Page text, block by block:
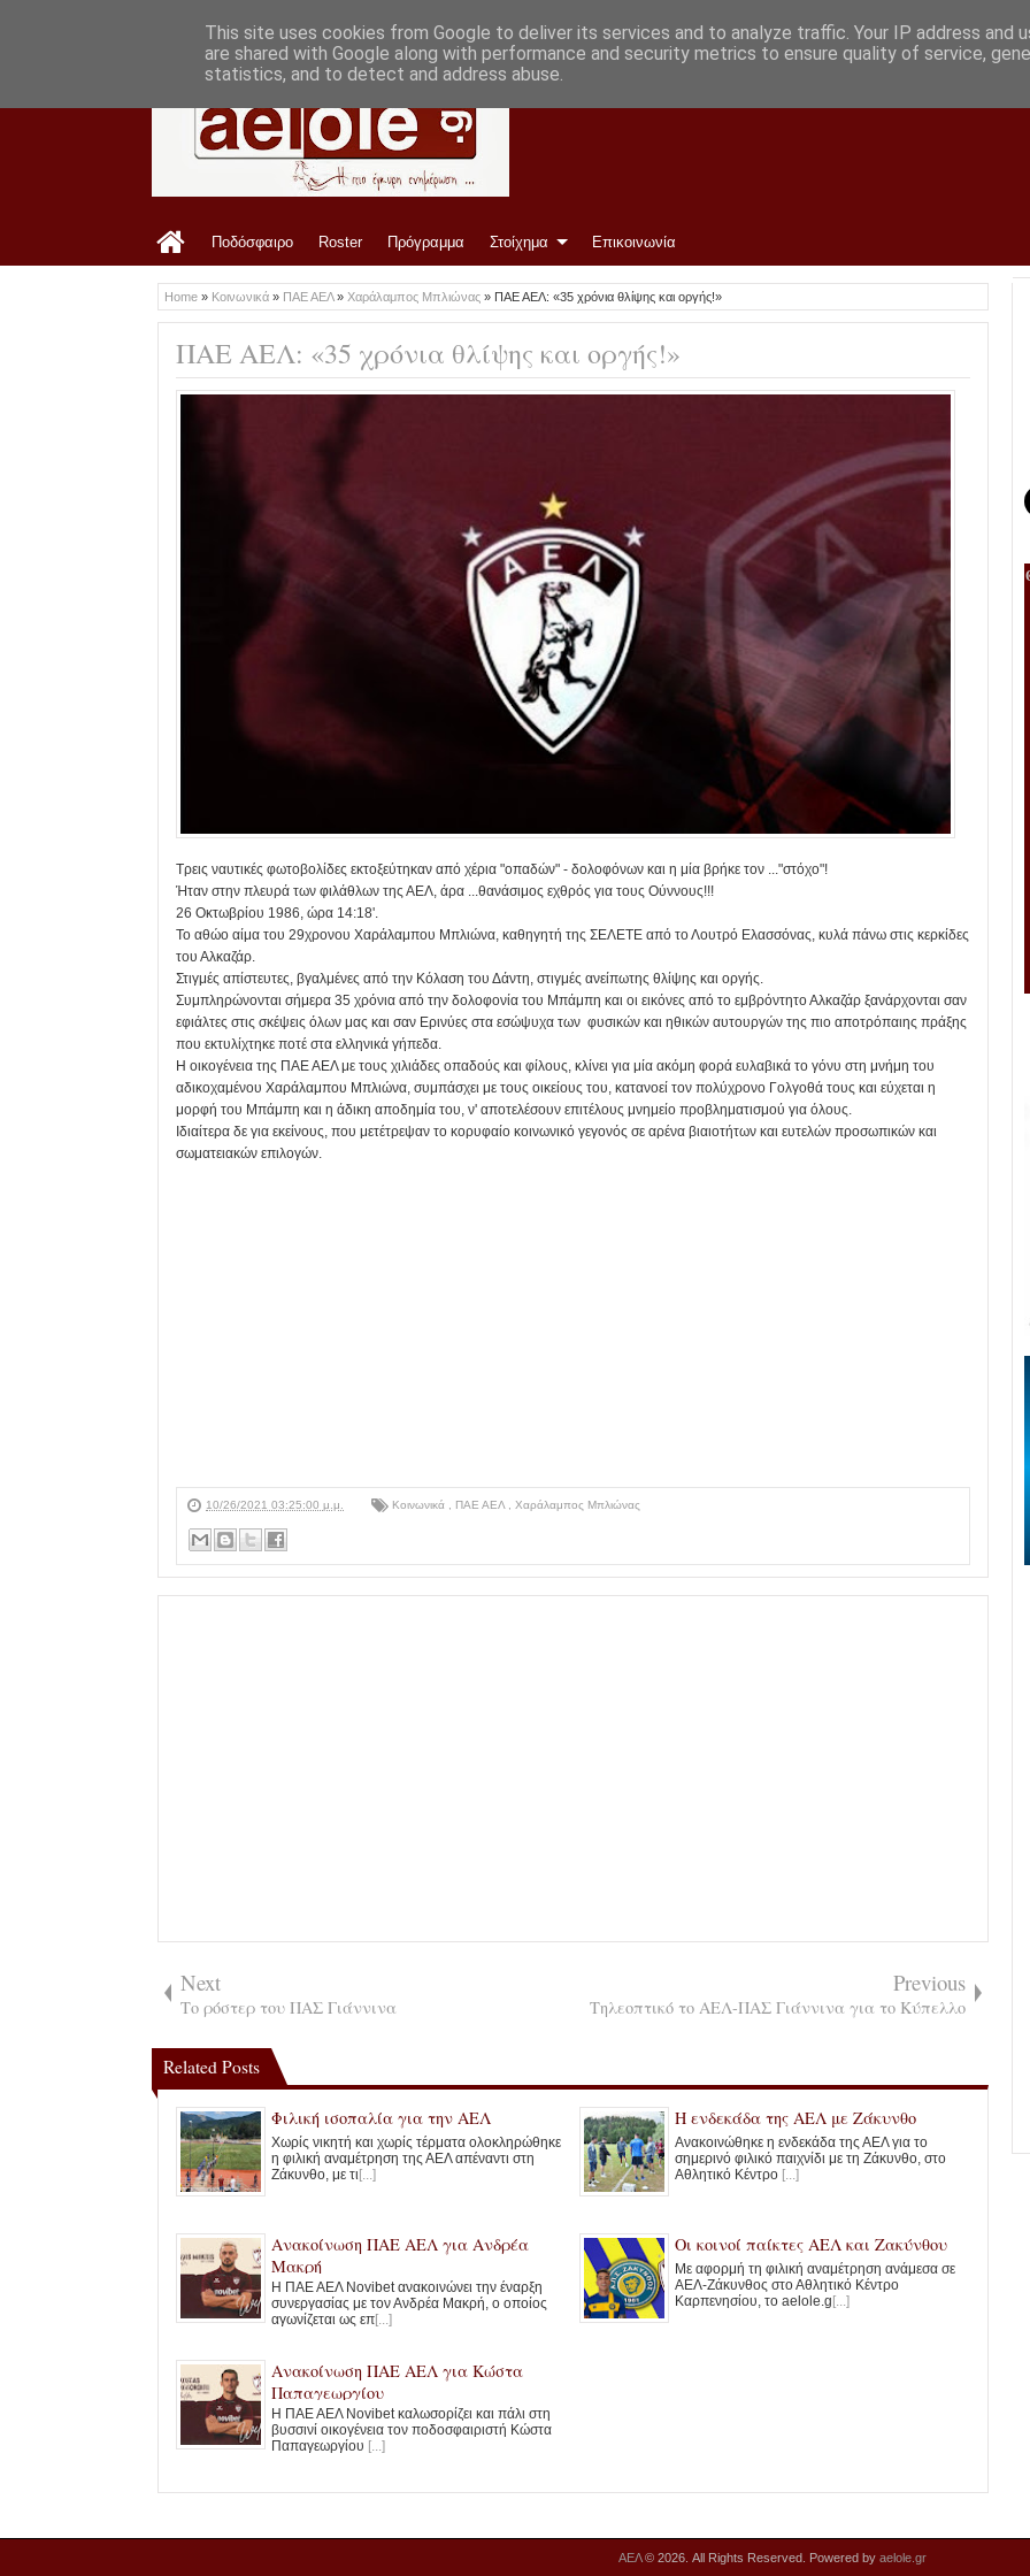
Ποδόσφαιρο Roster Πρόγραμμα Στοίχημα Επικοινωνία
Home » Κοινωνικά » ΠΑΕ ΑΕΛ» Χαράλαμπος Μπλιώνας » ΠΑΕ ΑΕΛ: «35 χρόνια θλίψης και οργής!»
ΠΑΕ ΑΕΛ: «35 χρόνια θλίψης και οργής!»
Τρεις ναυτικές φωτοβολίδες εκτοξεύτηκαν από χέρια "οπαδών" - δολοφόνων και η μία βρήκε τον ..."στόχο"!
Ήταν στην πλευρά των φιλάθλων της ΑΕΛ, άρα ...θανάσιμος εχθρός για τους Ούννους!!!
26 Οκτωβρίου 1986, ώρα 14:18'.
Το αθώο αίμα του 29χρονου Χαράλαμπου Μπλιώνα, καθηγητή της ΣΕΛΕΤΕ από το Λουτρό Ελασσόνας, κυλά πάνω στις κερκίδες
του Αλκαζάρ.
Στιγμές απίστευτες, βγαλμένες από την Κόλαση του Δάντη, στιγμές ανείπωτης θλίψης και οργής.
Συμπληρώνονται σήμερα 35 χρόνια από την δολοφονία του Μπάμπη και οι εικόνες από το εμβρόντητο Αλκαζάρ ξανάρχονται σαν
εφιάλτες στις σκέψεις όλων μας και σαν Ερινύες στα εσώψυχα των φυσικών και ηθικών αυτουργών της πιο αποτρόπαιης πράξης
που εκτυλίχτηκε ποτέ στα ελληνικά γήπεδα.
Η οικογένεια της ΠΑΕ ΑΕΛ με τους χιλιάδες οπαδούς και φίλους, κλίνει για μία ακόμη φορά ευλαβικά το γόνυ στη μνήμη του
αδικοχαμένου Χαράλαμπου Μπλιώνα, συμπάσχει με τους οικείους του, κατανοεί τον πολύχρονο Γολγοθά τους και εύχεται η
μορφή του Μπάμπη και η άδικη αποδημία του, ν' αποτελέσουν επιτέλους μνημείο προβληματισμού για όλους.
Ιδιαίτερα δε για εκείνους, που μετέτρεψαν το κορυφαίο κοινωνικό γεγονός σε αρένα βιαιοτήτων και ευτελών προσωπικών και
σωματειακών επιλογών.
10/26/2021 03:25:00 μ.μ. Κοινωνικά ΠΑΕ ΑΕΛ Χαράλαμπος Μπλιώνας
Next
Το ρόστερ του ΠΑΣ Γιάννινα
Previous
Τηλεοπτικό το ΑΕΛ-ΠΑΣ Γιάννινα για το Κύπελλο
Related Posts
Φιλική ισοπαλία για την ΑΕΛ
Χωρίς νικητή και χωρίς τέρματα ολοκληρώθηκε
η φιλική αναμέτρηση της ΑΕΛ απέναντι στη
Ζάκυνθο, με τι [...]
Η ενδεκάδα της ΑΕΛ με Ζάκυνθο
Ανακοινώθηκε η ενδεκάδα της ΑΕΛ για το
σημερινό φιλικό παιχνίδι με τη Ζάκυνθο, στο
Αθλητικό Κέντρο [...]
Ανακοίνωση ΠΑΕ ΑΕΛ για Ανδρέα
Μακρή
Η ΠΑΕ ΑΕΛ Novibet ανακοινώνει την έναρξη
συνεργασίας με τον Ανδρέα Μακρή, ο οποίος
αγωνίζεται ως επ[...]
Οι κοινοί παίκτες ΑΕΛ και Ζακύνθου
Με αφορμή τη φιλική αναμέτρηση ανάμεσα σε
ΑΕΛ-Ζάκυνθος στο Αθλητικό Κέντρο
Καρπενησίου, το aelole.g [...]
Ανακοίνωση ΠΑΕ ΑΕΛ για Κώστα
Παπαγεωργίου
Η ΠΑΕ ΑΕΛ Novibet καλωσορίζει και πάλι στη
βυσσινί οικογένεια τον ποδοσφαιριστή Κώστα
Παπαγεωργίου [...]
ΑΕΛ© 2026. All Rights Reserved. Powered by aelole.gr
This site uses cookies from Google to deliver its services and to analyze traffic. Your IP address and
are shared with Google along with performance and security metrics to ensure quality of service,
statistics, and to detect and address abuse.